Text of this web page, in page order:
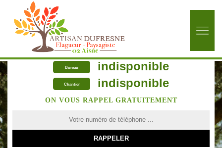
Bureau indisponible
Chantier indisponible
ON VOUS RAPPEL GRATUITEMENT